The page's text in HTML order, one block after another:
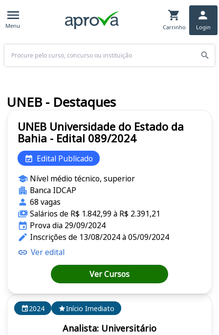
Menu Carrinho Login
Buscar
2024 Início Imediato
Analista: Universitário
UNEB Universidade do Estado da
Bahia - Edital 089/2024
Edital Publicado
Nível médio técnico, superior
Banca IDCAP
68 vagas
Salários de R$ 1.842,99 à R$ 2.391,21
Prova dia 29/09/2024
Inscrições de 13/08/2024 à 05/09/2024
Ver edital
Ver Cursos
UNEB - Destaques